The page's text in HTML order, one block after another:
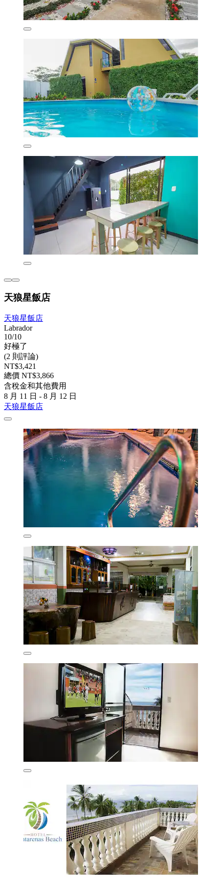
天狼星飯店
天狼星飯店
Labrador
10/10
好極了
(2 則評論)
NT$3,421
總價 NT$3,866
含稅金和其他費用
8 月 11 日 - 8 月 12 日
天狼星飯店